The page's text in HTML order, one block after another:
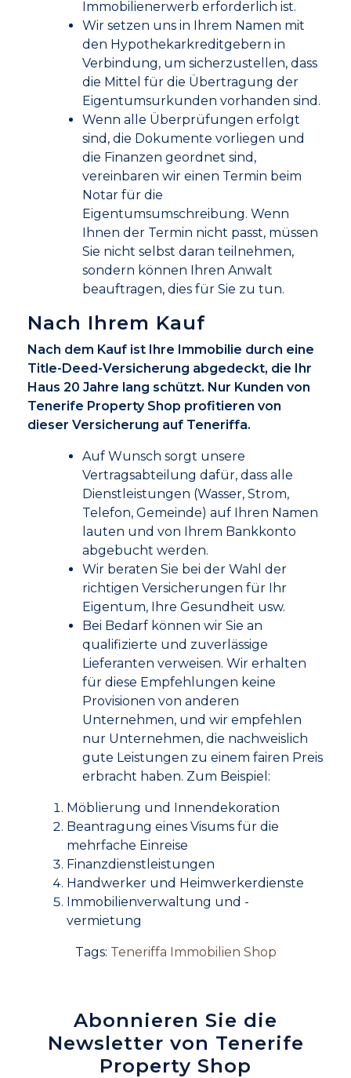
Immobilienerwerb erforderlich ist.
Wir setzen uns in Ihrem Namen mit
den Hypothekarkreditgebern in
Verbindung, um sicherzustellen, dass
die Mittel für die Übertragung der
Eigentumsurkunden vorhanden sind.
Wenn alle Überprüfungen erfolgt
sind, die Dokumente vorliegen und
die Finanzen geordnet sind,
vereinbaren wir einen Termin beim
Notar für die
Eigentumsumschreibung. Wenn
Ihnen der Termin nicht passt, müssen
Sie nicht selbst daran teilnehmen,
sondern können Ihren Anwalt
beauftragen, dies für Sie zu tun.
Nach Ihrem Kauf
Nach dem Kauf ist Ihre Immobilie durch eine
Title-Deed-Versicherung abgedeckt, die Ihr
Haus 20 Jahre lang schützt. Nur Kunden von
Tenerife Property Shop profitieren von
dieser Versicherung auf Teneriffa.
Auf Wunsch sorgt unsere
Vertragsabteilung dafür, dass alle
Dienstleistungen (Wasser, Strom,
Telefon, Gemeinde) auf Ihren Namen
lauten und von Ihrem Bankkonto
abgebucht werden.
Wir beraten Sie bei der Wahl der
richtigen Versicherungen für Ihr
Eigentum, Ihre Gesundheit usw.
Bei Bedarf können wir Sie an
qualifizierte und zuverlässige
Lieferanten verweisen. Wir erhalten
für diese Empfehlungen keine
Provisionen von anderen
Unternehmen, und wir empfehlen
nur Unternehmen, die nachweislich
gute Leistungen zu einem fairen Preis
erbracht haben. Zum Beispiel:
Möblierung und Innendekoration
Beantragung eines Visums für die
mehrfache Einreise
Finanzdienstleistungen
Handwerker und Heimwerkerdienste
Immobilienverwaltung und -
vermietung
Tags: Teneriffa Immobilien Shop
Abonnieren Sie die
Newsletter von Tenerife
Property Shop